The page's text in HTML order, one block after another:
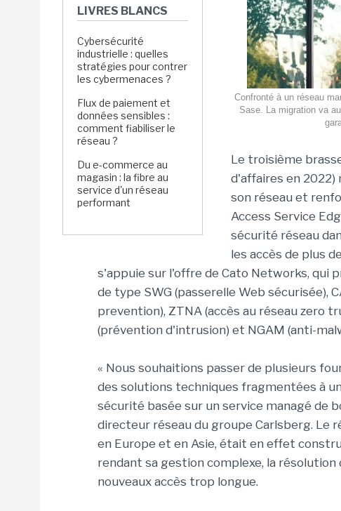
LIVRES BLANCS
Cybersécurité
industrielle : quelles
stratégies pour contrer
les cybermenaces ?
Flux de paiement et
données sensibles :
comment fiabiliser le
réseau ?
Du e-commerce au
magasin : la fibre au
service d'un réseau
performant
Confronté à un réseau
Sase. La migration va
Le troisième
d'affaires en 2022)
son réseau et
Access Service
sécurité réseau
les accès de plus
s'appuie sur l'offre de Cato Networks, qui
de type SWG (passerelle Web sécurisée),
prevention), ZTNA (accès au réseau zero
(prévention d'intrusion) et NGAM (anti-
« Nous souhaitions passer de plusieurs
des solutions techniques fragmentées à
sécurité basée sur un service managé de
directeur réseau du groupe Carlsberg. Le
en Europe et en Asie, était en effet
rendant sa gestion complexe, la
nouveaux accès trop longue.